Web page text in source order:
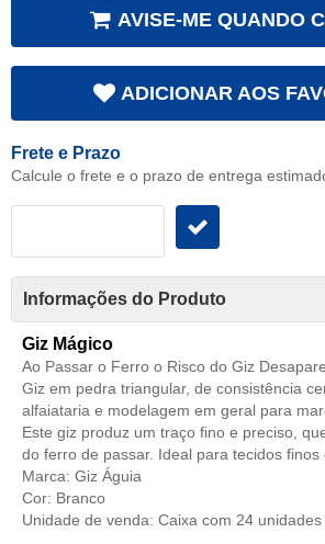
AVISE-ME QUANDO
ADICIONAR AOS
Frete e Prazo
Calcule o frete e o prazo de entrega
Informações do Produto
Giz Mágico
Ao Passar o Ferro o Risco do Giz
Giz em pedra triangular, de consistência
alfaiataria e modelagem em geral para
Este giz produz um traço fino e preciso,
do ferro de passar. Ideal para tecidos finos
Marca: Giz Águia
Cor: Branco
Unidade de venda: Caixa com 24 unidades